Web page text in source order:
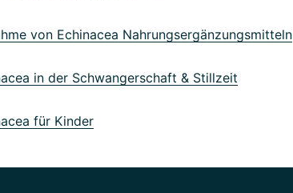
von Echinacea Nahrungsergänzungsmitteln
in der Schwangerschaft & Stillzeit
für Kinder